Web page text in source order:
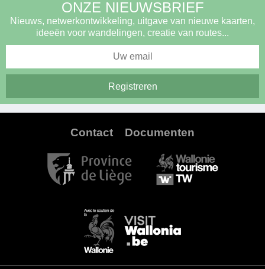
ONZE NIEUWSBRIEF
Nieuws, netwerkontwikkeling, uitgave van nieuwe kaarten,
ideeën voor wandelingen, creatie van routes...
Contact Documenten